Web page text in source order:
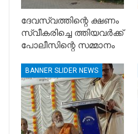
ദേവസ്വത്തിന്റെ ക്ഷണം
സ്വീകരിച്ചെ ത്തിയവർക്ക്
പോലീസിന്റെ സമ്മാനം
BANNER SLIDER NEWS